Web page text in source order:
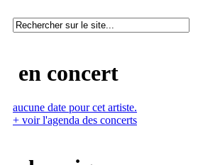
en concert
aucune date pour cet artiste.
+ voir l'agenda des concerts